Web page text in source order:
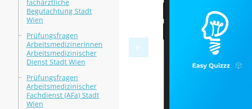
fachärztliche
Begutachtung Stadt
Wien
Prüfungsfragen
Arbeitsmedizinerinnen
Arbeitsmedizinischer
Dienst Stadt Wien
Prüfungsfragen
Arbeitsmedizinischer
Fachdienst (AFa) Stadt
Wien